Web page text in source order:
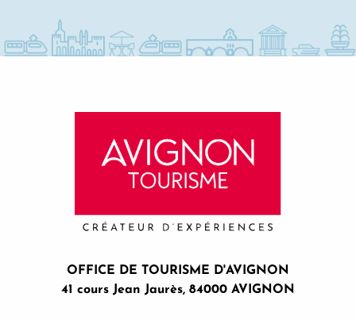
Résidence Les Cordeliers
Hôtel Danieli
OFFICE DE TOURISME D'AVIGNON
41 cours Jean Jaurès, 84000 AVIGNON